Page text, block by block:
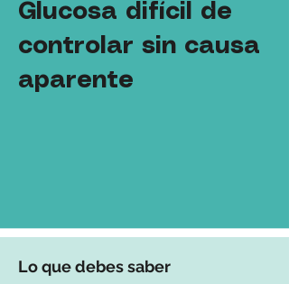
Glucosa difícil de
controlar sin causa
aparente
Lo que debes saber